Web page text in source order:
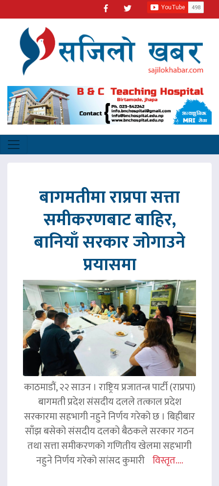
बागमतीमा राप्रपा सत्ता
समीकरणबाट बाहिर,
बानियाँ सरकार जोगाउने
प्रयासमा
काठमाडौं, २२ साउन । राष्ट्रिय प्रजातन्त्र पार्टी (राप्रपा)
बागमती प्रदेश संसदीय दलले तत्काल प्रदेश
सरकारमा सहभागी नहुने निर्णय गरेको छ । बिहीबार
साँझ बसेको संसदीय दलको बैठकले सरकार गठन
तथा सत्ता समीकरणको गणितीय खेलमा सहभागी
नहुने निर्णय गरेको सांसद कुमारी विस्तृत....